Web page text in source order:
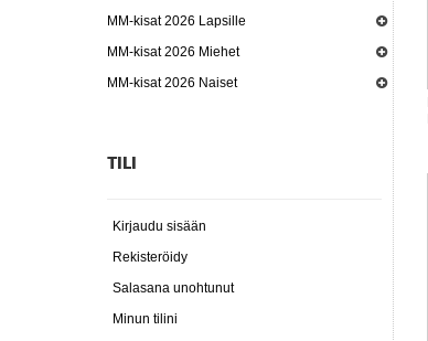
MM-kisat 2026 Lapsille
MM-kisat 2026 Miehet
MM-kisat 2026 Naiset
TILI
Kirjaudu sisään
Rekisteröidy
Salasana unohtunut
Minun tilini